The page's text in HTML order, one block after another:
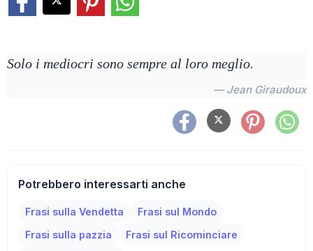
Solo i mediocri sono sempre al loro meglio.
— Jean Giraudoux
Potrebbero interessarti anche
Frasi sulla Vendetta
Frasi sul Mondo
Frasi sulla pazzia
Frasi sul Ricominciare